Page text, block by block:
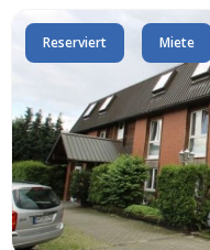
Reserviert Miete